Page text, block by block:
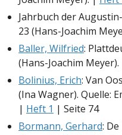
Jahrbuch der
23 (Hans-Joachim
Baller, Wilfried:
(Hans-Joachim Meyer).
Bolinius, Erich: Van
(Ina Wagner). Quelle:
| Heft 1 | Seite 74
Bormann, Gerhard: